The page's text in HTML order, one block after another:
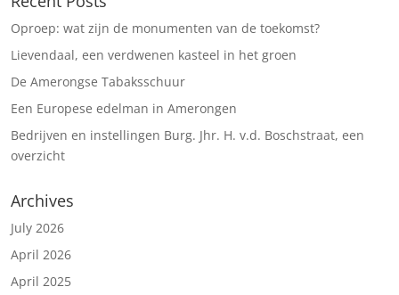
Oproep: wat zijn de monumenten van de toekomst?
Lievendaal, een verdwenen kasteel in het groen
De Amerongse Tabaksschuur
Een Europese edelman in Amerongen
Bedrijven en instellingen Burg. Jhr. H. v.d. Boschstraat, een
overzicht
Archives
July 2026
April 2026
April 2025